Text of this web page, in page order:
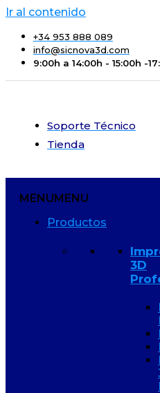
Ir al contenido
+34 953 888 089
info@sicnova3d.com
9:00h a 14:00h - 15:00h -
Soporte Técnico
Tienda
MENUMENU
Productos
3D